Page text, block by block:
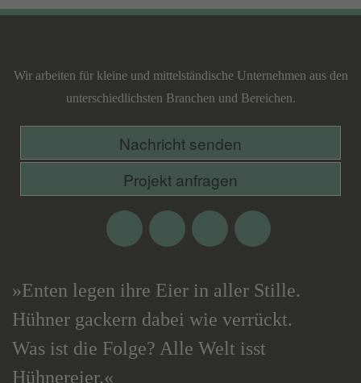
Werbeagentur
Wir arbeiten für kleine und mittelständische Unternehmen aus den
unterschiedlichsten Branchen und Bereichen.
Nachricht senden
Projekt anfragen
FacebookGoogle
Plus
Twitter Xing
»Enten legen ihre Eier in aller Stille.
Hühner gackern dabei wie verrückt.
Was ist die Folge? Alle Welt isst
Hühnereier.«